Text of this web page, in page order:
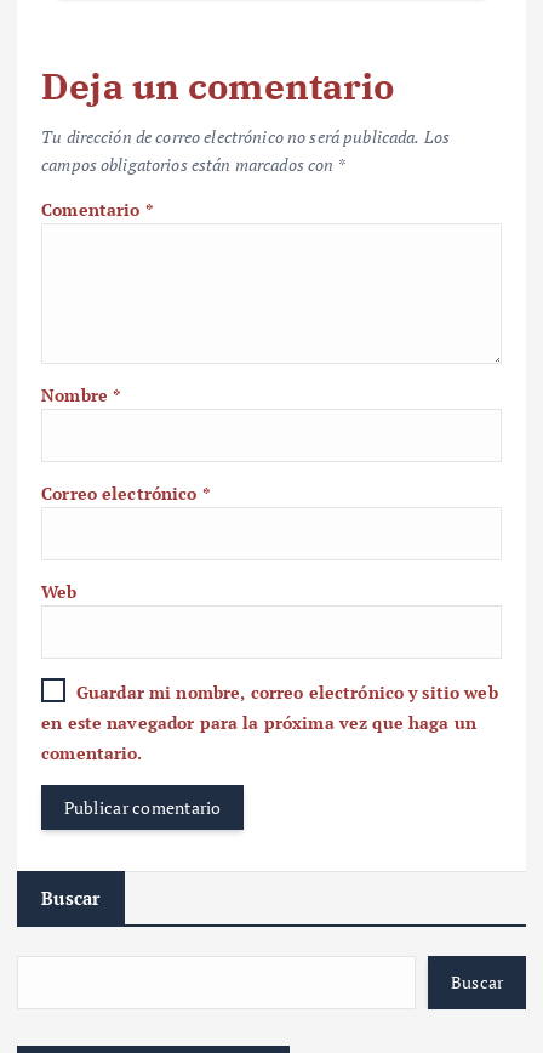
Deja un comentario
Tu dirección de correo electrónico no será publicada. Los
campos obligatorios están marcados con *
Comentario *
Nombre*
Correo electrónico *
Web
Guardar mi nombre, correo electrónico y sitio web
en este navegador para la próxima vez que haga un
comentario.
Buscar
Buscar